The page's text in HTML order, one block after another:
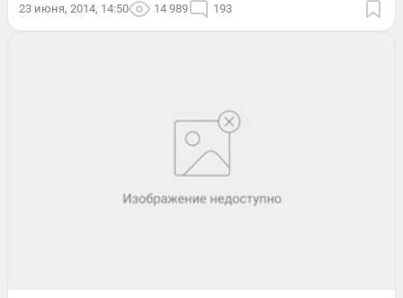
23 июня, 2014, 14:50 14 989 193